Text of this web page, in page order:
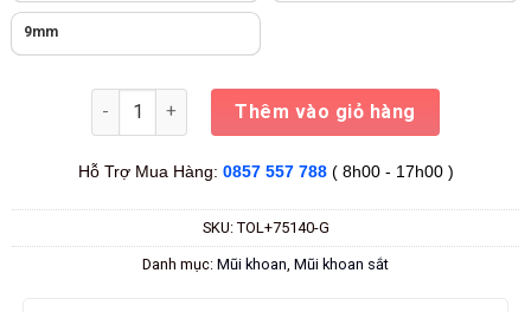
9mm
Số lượng Thêm vào giỏ hàng
Hỗ Trợ Mua Hàng: 0857 557 788 ( 8h00 - 17h00 )
SKU: TOL+75140-G
Danh mục: Mũi khoan, Mũi khoan sắt